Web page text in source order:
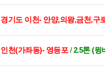
경기도 이천- 안양,의왕,금천,구
인천(가좌동)- 영등포 /2.5톤 (윙